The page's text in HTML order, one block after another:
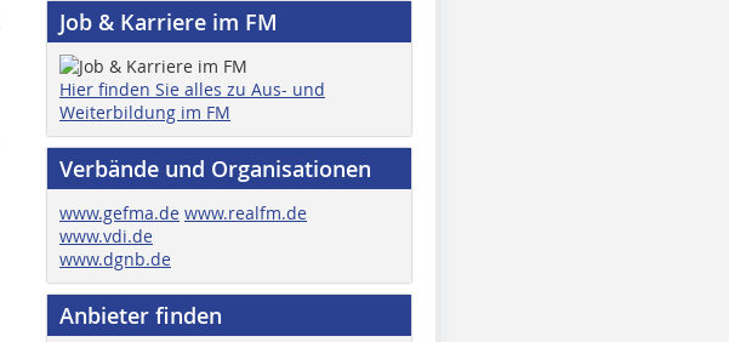
Job & Karriere im FM
Hier finden Sie alles zu Aus- und
Weiterbildung im FM
Verbände und Organisationen
www.gefma.de www.realfm.de
www.vdi.de
www.dgnb.de
Anbieter finden